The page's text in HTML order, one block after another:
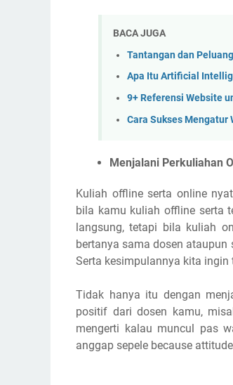
BACA JUGA
Tantangan dan
Apa Itu Artificial
9+ Referensi Website
Cara Sukses
Menjalani Perkuliahan
Kuliah offline serta online
bila kamu kuliah offline serta
langsung, tetapi bila kuliah
bertanya sama dosen
Serta kesimpulannya kita
Tidak hanya itu dengan
positif dari dosen kamu,
mengerti kalau muncul pas
anggap sepele because